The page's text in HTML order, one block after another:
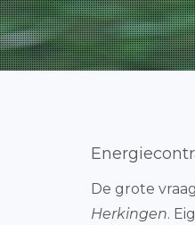
De grote
Herkingen.